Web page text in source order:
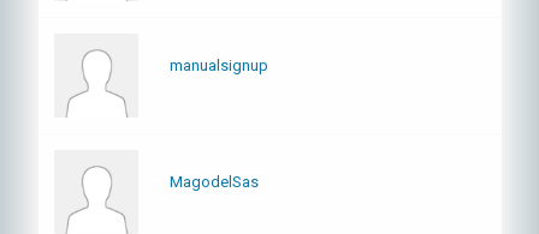
manualsignup
MagodelSas